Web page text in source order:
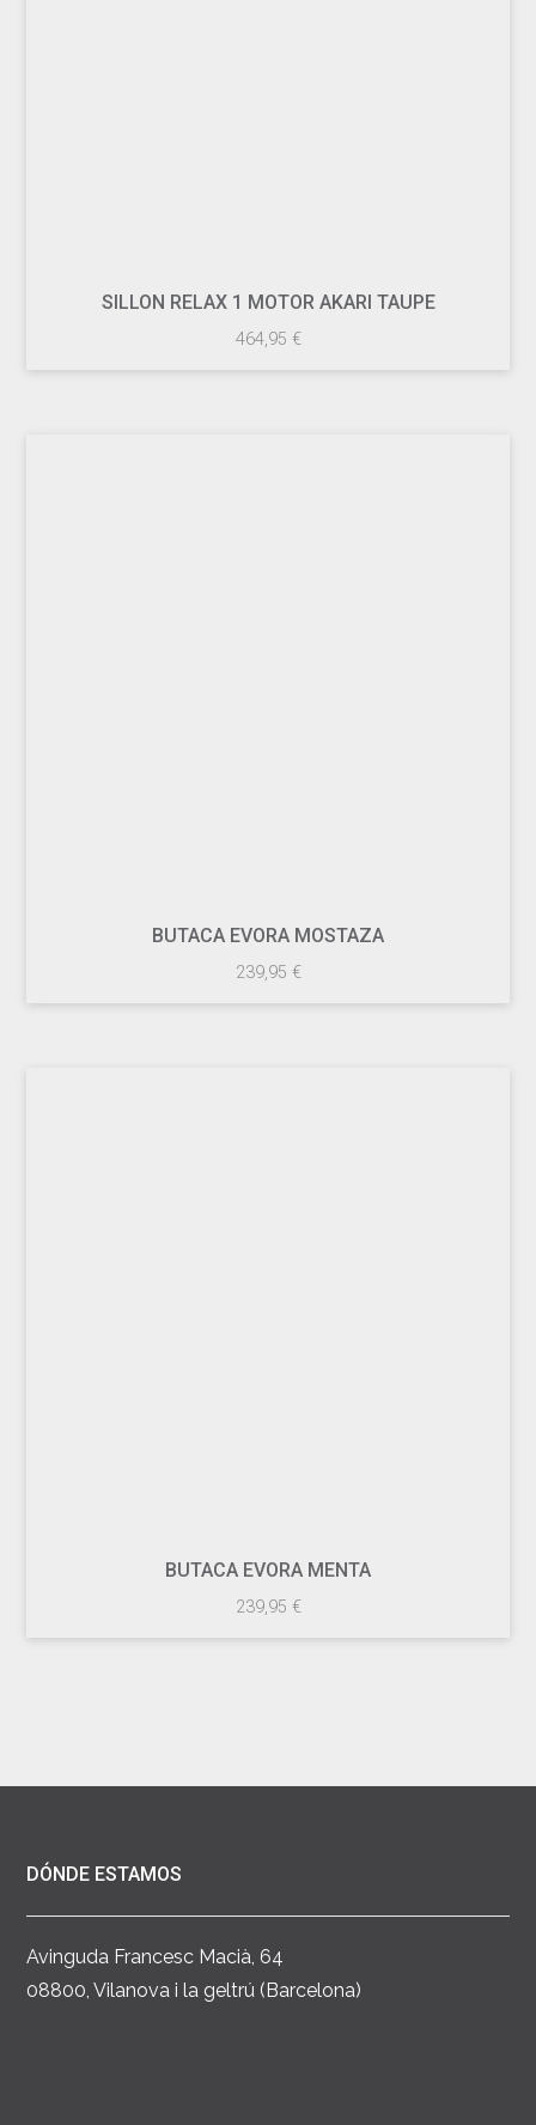
SILLON RELAX 1 MOTOR AKARI TAUPE
464,95 €
BUTACA EVORA MOSTAZA
239,95 €
BUTACA EVORA MENTA
239,95 €
DÓNDE ESTAMOS
Avinguda Francesc Macià, 64
08800, Vilanova i la geltrú (Barcelona)